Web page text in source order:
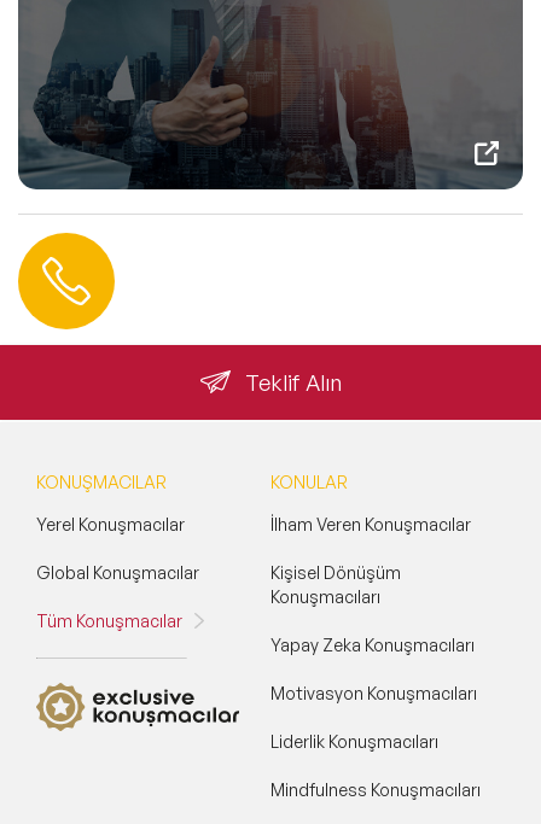
Teklif Alın
KONUŞMACILAR
Yerel Konuşmacılar
Global Konuşmacılar
Tüm Konuşmacılar
KONULAR
İlham Veren Konuşmacılar
Kişisel Dönüşüm
Konuşmacıları
Yapay Zeka Konuşmacıları
Motivasyon Konuşmacıları
Liderlik Konuşmacıları
Mindfulness Konuşmacıları